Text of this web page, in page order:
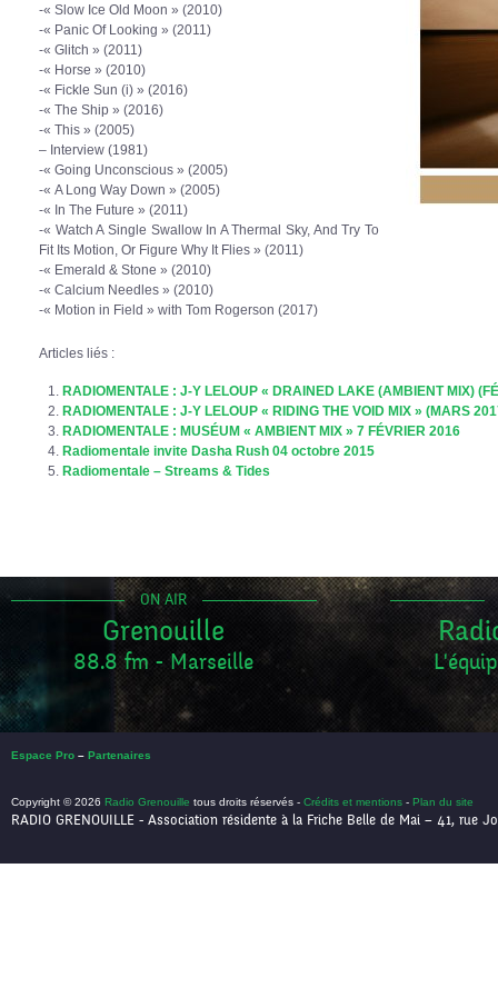
-« Slow Ice Old Moon » (2010)
-« Panic Of Looking » (2011)
-« Glitch » (2011)
-« Horse » (2010)
-« Fickle Sun (i) » (2016)
-« The Ship » (2016)
-« This » (2005)
– Interview (1981)
-« Going Unconscious » (2005)
-« A Long Way Down » (2005)
-« In The Future » (2011)
-« Watch A Single Swallow In A Thermal Sky, And Try To
Fit Its Motion, Or Figure Why It Flies » (2011)
-« Emerald & Stone » (2010)
-« Calcium Needles » (2010)
-« Motion in Field » with Tom Rogerson (2017)
Articles liés :
RADIOMENTALE : J-Y LELOUP « DRAINED LAKE (AMBIENT MIX)
RADIOMENTALE : J-Y LELOUP « RIDING THE VOID MIX » (MARS
RADIOMENTALE : MUSÉUM « AMBIENT MIX » 7 FÉVRIER 2016
Radiomentale invite Dasha Rush 04 octobre 2015
Radiomentale – Streams & Tides
ON AIR
Grenouille
88.8 fm - Marseille
Espace Pro – Partenaires
Copyright © 2026 Radio Grenouille tous droits réservés - Crédits et mentions - Plan du site
RADIO GRENOUILLE - Association résidente à la Friche Belle de Mai – 41, rue